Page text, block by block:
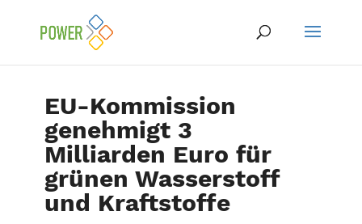
EU-Kommission
genehmigt 3
Milliarden Euro für
grünen Wasserstoff
und Kraftstoffe